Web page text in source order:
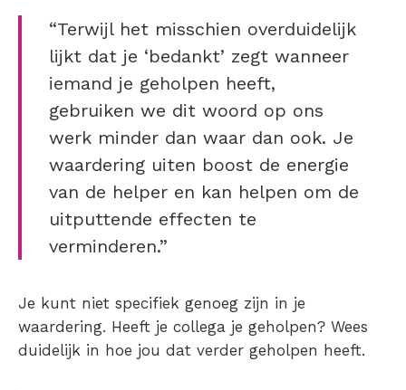
“Terwijl het misschien overduidelijk
lijkt dat je ‘bedankt’ zegt wanneer
iemand je geholpen heeft,
gebruiken we dit woord op ons
werk minder dan waar dan ook. Je
waardering uiten boost de energie
van de helper en kan helpen om de
uitputtende effecten te
verminderen.”
Je kunt niet specifiek genoeg zijn in je
waardering. Heeft je collega je geholpen? Wees
duidelijk in hoe jou dat verder geholpen heeft.